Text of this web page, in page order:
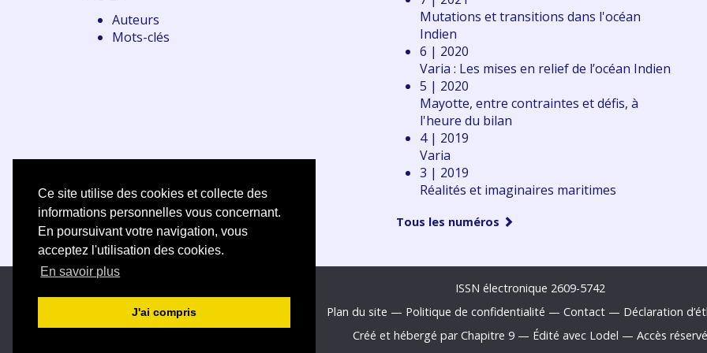
Ce site utilise des cookies et collecte des
informations personnelles vous concernant.
En poursuivant votre navigation, vous
acceptez l'utilisation des cookies.
En savoir plus
J'ai compris
Auteurs
Mots-clés
Mutations et transitions dans l'océan
Indien
6 | 2020
Varia : Les mises en relief de l’océan Indien
5 | 2020
Mayotte, entre contraintes et défis, à
l'heure du bilan
4 | 2019
Varia
3 | 2019
Réalités et imaginaires maritimes
Tous les numéros
ISSN électronique 2609-5742
Plan du site — Politique de confidentialité — Contact— Déclaration d
Créé et hébergé par Chapitre 9 — Édité avec Lodel — Accès réservé